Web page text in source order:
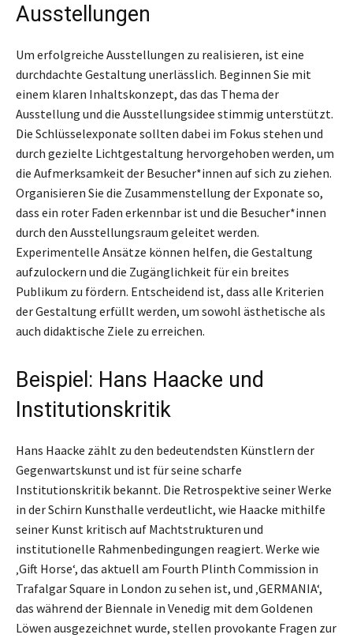
Ausstellungen
Um erfolgreiche Ausstellungen zu realisieren, ist eine
durchdachte Gestaltung unerlässlich. Beginnen Sie mit
einem klaren Inhaltskonzept, das das Thema der
Ausstellung und die Ausstellungsidee stimmig unterstützt.
Die Schlüsselexponate sollten dabei im Fokus stehen und
durch gezielte Lichtgestaltung hervorgehoben werden, um
die Aufmerksamkeit der Besucher*innen auf sich zu ziehen.
Organisieren Sie die Zusammenstellung der Exponate so,
dass ein roter Faden erkennbar ist und die Besucher*innen
durch den Ausstellungsraum geleitet werden.
Experimentelle Ansätze können helfen, die Gestaltung
aufzulockern und die Zugänglichkeit für ein breites
Publikum zu fördern. Entscheidend ist, dass alle Kriterien
der Gestaltung erfüllt werden, um sowohl ästhetische als
auch didaktische Ziele zu erreichen.
Beispiel: Hans Haacke und
Institutionskritik
Hans Haacke zählt zu den bedeutendsten Künstlern der
Gegenwartskunst und ist für seine scharfe
Institutionskritik bekannt. Die Retrospektive seiner Werke
in der Schirn Kunsthalle verdeutlicht, wie Haacke mithilfe
seiner Kunst kritisch auf Machtstrukturen und
institutionelle Rahmenbedingungen reagiert. Werke wie
‚Gift Horse‘, das aktuell am Fourth Plinth Commission in
Trafalgar Square in London zu sehen ist, und ‚GERMANIA‘,
das während der Biennale in Venedig mit dem Goldenen
Löwen ausgezeichnet wurde, stellen provokante Fragen zur